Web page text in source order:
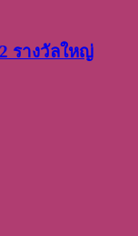
รางวัลใหญ่